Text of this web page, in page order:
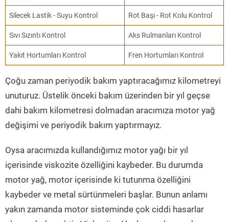
Silecek Lastik - Suyu Kontrol Rot Başı - Rot Kolu Kontrol
Sıvı Sızıntı Kontrol Aks Rulmanları Kontrol
Yakıt Hortumları Kontrol Fren Hortumları Kontrol
Çoğu zaman periyodik bakım yaptıracağımız kilometreyi
unuturuz. Üstelik önceki bakım üzerinden bir yıl geçse
dahi bakım kilometresi dolmadan aracımıza motor yağ
değişimi ve periyodik bakım yaptırmayız.
Oysa aracımızda kullandığımız motor yağı bir yıl
içerisinde viskozite özelliğini kaybeder. Bu durumda
motor yağ, motor içerisinde ki tutunma özelliğini
kaybeder ve metal sürtünmeleri başlar. Bunun anlamı
yakın zamanda motor sisteminde çok ciddi hasarlar